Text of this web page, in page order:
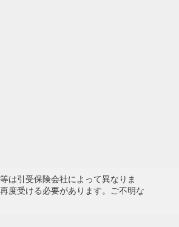
は引受保険会社によって異なりま
度受ける必要があります。ご不明な